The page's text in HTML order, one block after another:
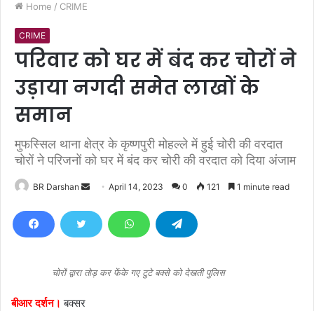
Home / CRIME
CRIME
परिवार को घर में बंद कर चोरों ने
उड़ाया नगदी समेत लाखों के
समान
मुफस्सिल थाना क्षेत्र के कृष्णपुरी मोहल्ले में हुई चोरी की वरदात
चोरों ने परिजनों को घर में बंद कर चोरी की वरदात को दिया अंजाम
BR Darshan
d
n
April 14, 2023 0 121 1 minute read
चोरों द्वारा तोड़ कर फेंके गए टुटे बक्से को देखती पुलिस
बीआर दर्शन। बक्सर